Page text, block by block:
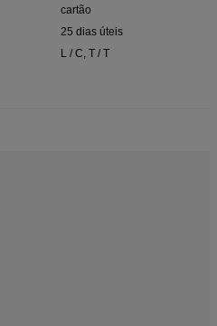
cartão
25 dias úteis
L / C, T / T